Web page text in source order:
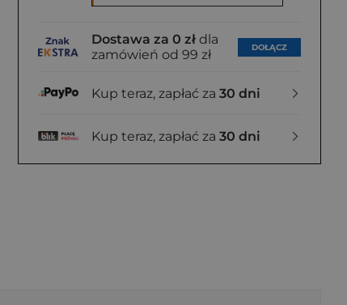
Dostawa za 0 zł dla
zamówień od 99 zł
DOŁĄCZ
Kup teraz, zapłać za 30 dni
Kup teraz, zapłać za 30 dni